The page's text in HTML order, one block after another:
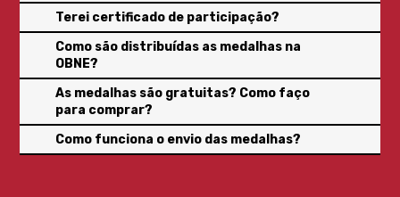
Terei certificado de participação?
Como são distribuídas as medalhas na
OBNE?
As medalhas são gratuitas? Como faço
para comprar?
Como funciona o envio das medalhas?